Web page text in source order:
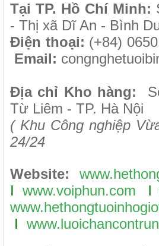
Tại TP. Hồ Chí Minh:
- Thị xã Dĩ An - Bình
Điện thoại: (+84)
Email:
Địa chỉ Kho hàng:
Từ Liêm - TP. Hà Nội
( Khu Công nghiệp
24/24
Website:
I www.voiphun.com l
I